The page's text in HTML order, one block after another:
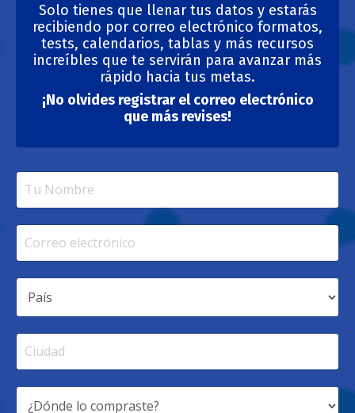
Solo tienes que llenar tus datos y estarás
recibiendo por correo electrónico formatos,
tests, calendarios, tablas y más recursos
increíbles que te servirán para avanzar más
rápido hacia tus metas.
¡No olvides registrar el correo electrónico
que más revises!